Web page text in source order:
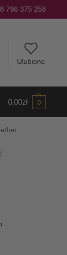
796 375 258
Ulubione
0,00zł 0